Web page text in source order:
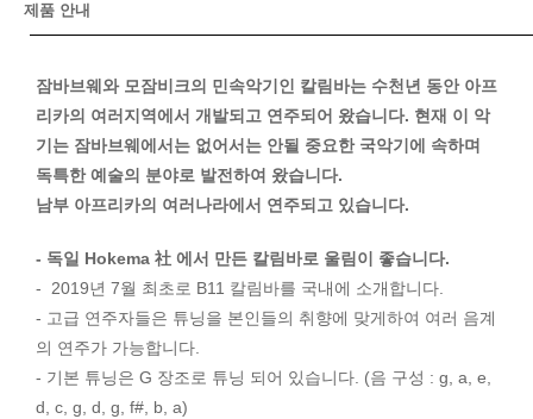
제품 안내
잠바브웨와 모잠비크의 민속악기인 칼림바는 수천년 동안 아프
리카의 여러지역에서 개발되고 연주되어 왔습니다. 현재 이 악
기는 잠바브웨에서는 없어서는 안될 중요한 국악기에 속하며
독특한 예술의 분야로 발전하여 왔습니다.
남부 아프리카의 여러나라에서 연주되고 있습니다.
- 독일 Hokema 社 에서 만든 칼림바로 울림이 좋습니다.
- 2019년 7월 최초로 B11 칼림바를 국내에 소개합니다.
- 고급 연주자들은 튜닝을 본인들의 취향에 맞게하여 여러 음계
의 연주가 가능합니다.
- 기본 튜닝은 G 장조로 튜닝 되어 있습니다. (음 구성 : g, a, e,
d, c, g, d, g, f#, b, a)